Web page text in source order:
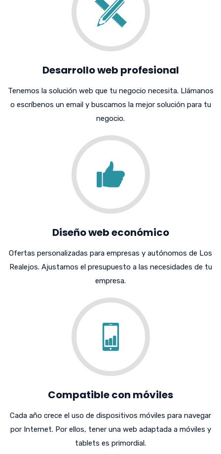
Desarrollo web profesional
Tenemos la solución web que tu negocio necesita. Llámanos
o escríbenos un email y buscamos la mejor solución para tu
negocio.
Diseño web económico
Ofertas personalizadas para empresas y autónomos de Los
Realejos. Ajustamos el presupuesto a las necesidades de tu
empresa.
Compatible con móviles
Cada año crece el uso de dispositivos móviles para navegar
por Internet. Por ellos, tener una web adaptada a móviles y
tablets es primordial.